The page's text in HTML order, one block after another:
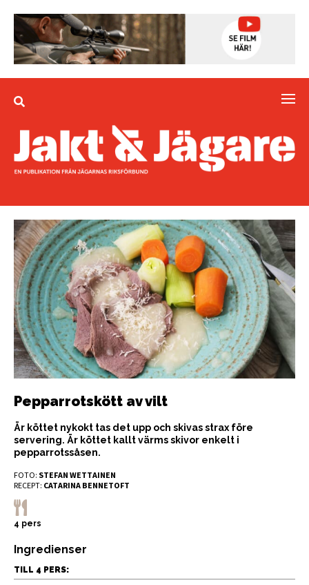
Pepparrotskött av vilt
Är köttet nykokt tas det upp och skivas strax före
servering. Är köttet kallt värms skivor enkelt i
pepparrotssåsen.
FOTO: STEFAN WETTAINEN
RECEPT: CATARINA BENNETOFT
4 pers
Ingredienser
TILL 4 PERS: